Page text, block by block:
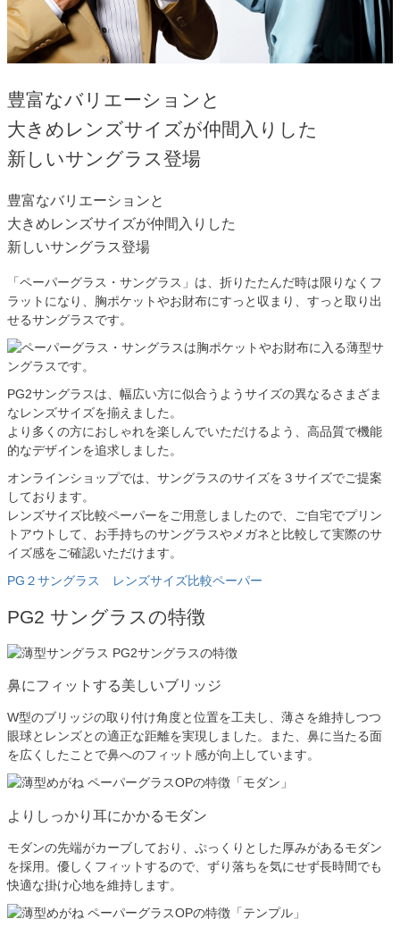
豊富なバリエーションと
大きめレンズサイズが仲間入りした
新しいサングラス登場
豊富なバリエーションと
大きめレンズサイズが仲間入りした
新しいサングラス登場
「ペーパーグラス・サングラス」は、折りたたんだ時は限りなくフ
ラットになり、胸ポケットやお財布にすっと収まり、すっと取り出
せるサングラスです。
PG2サングラスは、幅広い方に似合うようサイズの異なるさまざま
なレンズサイズを揃えました。
より多くの方におしゃれを楽しんでいただけるよう、高品質で機能
的なデザインを追求しました。
オンラインショップでは、サングラスのサイズを３サイズでご提案
しております。
レンズサイズ比較ペーパーをご用意しましたので、ご自宅でプリン
トアウトして、お手持ちのサングラスやメガネと比較して実際のサ
イズ感をご確認いただけます。
PG２サングラス レンズサイズ比較ペーパー
PG2 サングラスの特徴
鼻にフィットする美しいブリッジ
W型のブリッジの取り付け角度と位置を工夫し、薄さを維持しつつ
眼球とレンズとの適正な距離を実現しました。また、鼻に当たる面
を広くしたことで鼻へのフィット感が向上しています。
よりしっかり耳にかかるモダン
モダンの先端がカーブしており、ぷっくりとした厚みがあるモダン
を採用。優しくフィットするので、ずり落ちを気にせず長時間でも
快適な掛け心地を維持します。